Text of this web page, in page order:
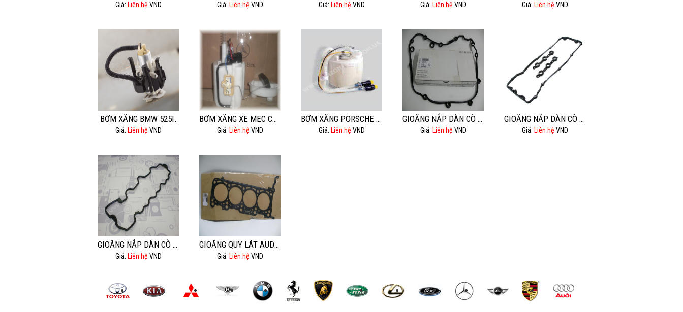
Giá: Liên hệ VND Giá: Liên hệ VND Giá: Liên hệ VND Giá: Liên hệ VND Giá: Liên hệ VND
BƠM XĂNG BMW 525I.
Giá: Liên hệ VND
BƠM XĂNG XE MEC C180,C200.
Giá: Liên hệ VND
BƠM XĂNG PORSCHE 911.
Giá: Liên hệ VND
GIOĂNG NẮP DÀN CÒ AUDI Q7 4.2.
Giá: Liên hệ VND
GIOĂNG NẮP DÀN CÒ BMW 525I.
Giá: Liên hệ VND
GIOĂNG NẮP DÀN CÒ MEC E240.
Giá: Liên hệ VND
GIOĂNG QUY LÁT AUDI Q7 4.2
Giá: Liên hệ VND